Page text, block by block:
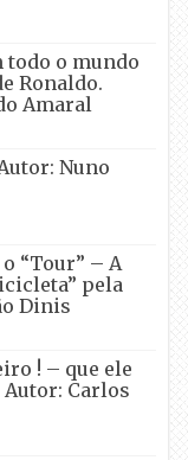
todo o mundo
Ronaldo.
Amaral
Nuno
“Tour” – A
pela
Dinis
! – que ele
Carlos